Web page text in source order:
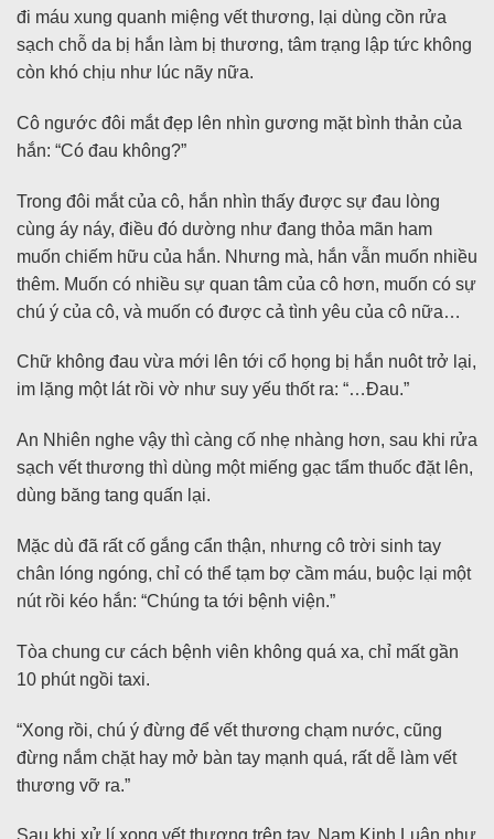
đi máu xung quanh miệng vết thương, lại dùng cồn rửa
sạch chỗ da bị hắn làm bị thương, tâm trạng lập tức không
còn khó chịu như lúc nãy nữa.
Cô ngước đôi mắt đẹp lên nhìn gương mặt bình thản của
hắn: “Có đau không?”
Trong đôi mắt của cô, hắn nhìn thấy được sự đau lòng
cùng áy náy, điều đó dường như đang thỏa mãn ham
muốn chiếm hữu của hắn. Nhưng mà, hắn vẫn muốn nhiều
thêm. Muốn có nhiều sự quan tâm của cô hơn, muốn có sự
chú ý của cô, và muốn có được cả tình yêu của cô nữa…
Chữ không đau vừa mới lên tới cổ họng bị hắn nuôt trở lại,
im lặng một lát rồi vờ như suy yếu thốt ra: “…Đau.”
An Nhiên nghe vậy thì càng cố nhẹ nhàng hơn, sau khi rửa
sạch vết thương thì dùng một miếng gạc tẩm thuốc đặt lên,
dùng băng tang quấn lại.
Mặc dù đã rất cố gắng cẩn thận, nhưng cô trời sinh tay
chân lóng ngóng, chỉ có thể tạm bợ cầm máu, buộc lại một
nút rồi kéo hắn: “Chúng ta tới bệnh viện.”
Tòa chung cư cách bệnh viên không quá xa, chỉ mất gần
10 phút ngồi taxi.
“Xong rồi, chú ý đừng để vết thương chạm nước, cũng
đừng nắm chặt hay mở bàn tay mạnh quá, rất dễ làm vết
thương vỡ ra.”